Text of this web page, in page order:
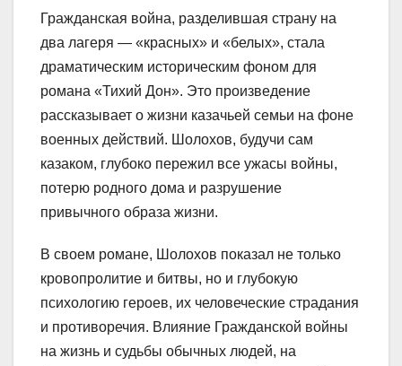
Гражданская война, разделившая страну на
два лагеря — «красных» и «белых», стала
драматическим историческим фоном для
романа «Тихий Дон». Это произведение
рассказывает о жизни казачьей семьи на фоне
военных действий. Шолохов, будучи сам
казаком, глубоко пережил все ужасы войны,
потерю родного дома и разрушение
привычного образа жизни.
В своем романе, Шолохов показал не только
кровопролитие и битвы, но и глубокую
психологию героев, их человеческие страдания
и противоречия. Влияние Гражданской войны
на жизнь и судьбы обычных людей, на